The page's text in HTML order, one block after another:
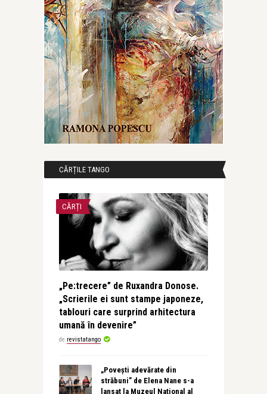
CĂRȚILE TANGO
CĂRȚI
„Pe:trecere” de Ruxandra Donose.
„Scrierile ei sunt stampe japoneze,
tablouri care surprind arhitectura
umană în devenire”
de revistatango
„Povești adevărate din
străbuni” de Elena Nane s-a
lansat la Muzeul Național al